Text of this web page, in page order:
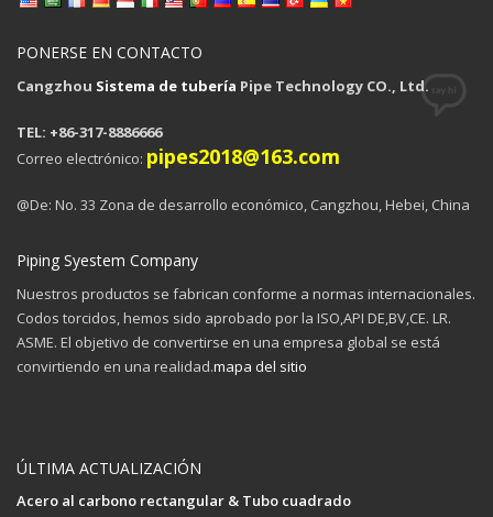
PONERSE EN CONTACTO
Cangzhou Sistema de tubería Pipe Technology CO., Ltd.
TEL: +86-317-8886666
Correo electrónico: pipes2018@163.com
@De: No. 33 Zona de desarrollo económico, Cangzhou, Hebei, China
Piping Syestem Company
Nuestros productos se fabrican conforme a normas internacionales.
Codos torcidos, hemos sido aprobado por la ISO,API DE,BV,CE. LR.
ASME. El objetivo de convertirse en una empresa global se está
convirtiendo en una realidad.mapa del sitio
ÚLTIMA ACTUALIZACIÓN
Acero al carbono rectangular & Tubo cuadrado